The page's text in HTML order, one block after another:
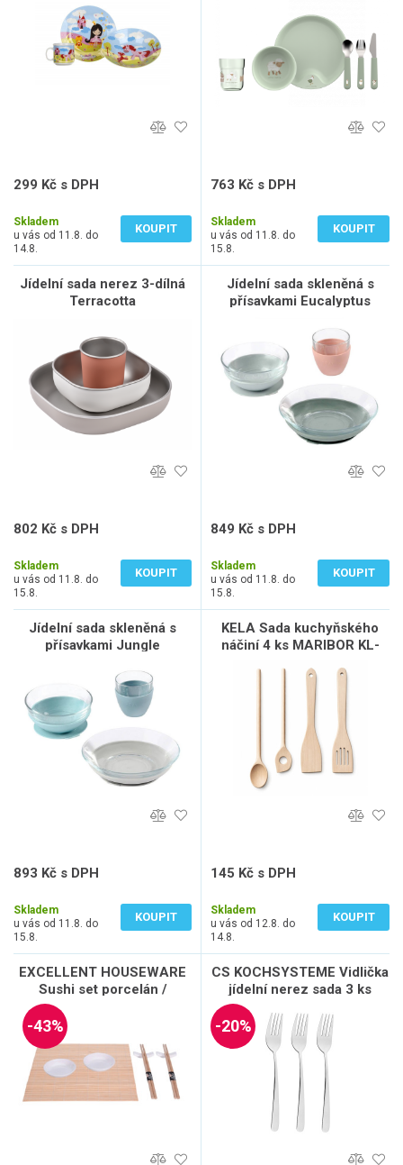
299 Kč s DPH
Skladem
u vás od 11.8. do
14.8.
KOUPIT
763 Kč s DPH
Skladem
u vás od 11.8. do
15.8.
KOUPIT
Jídelní sada nerez 3-dílná
Terracotta
802 Kč s DPH
Skladem
u vás od 11.8. do
15.8.
KOUPIT
Jídelní sada skleněná s
přísavkami Eucalyptus
849 Kč s DPH
Skladem
u vás od 11.8. do
15.8.
KOUPIT
Jídelní sada skleněná s
přísavkami Jungle
893 Kč s DPH
Skladem
u vás od 11.8. do
15.8.
KOUPIT
KELA Sada kuchyňského
náčiní 4 ks MARIBOR KL-
145 Kč s DPH
Skladem
u vás od 12.8. do
14.8.
KOUPIT
EXCELLENT HOUSEWARE
Sushi set porcelán /
bambus sada 7 ks bílá KO-
278000190bila
-43%
CS KOCHSYSTEME Vidlička
jídelní nerez sada 3 ks
EDLON CS-044381
-20%